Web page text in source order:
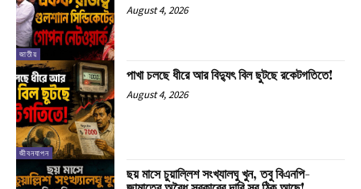
জাতীয়
August 4, 2026
জীবনযাপন
পাখা চলছে ধীরে আর বিদ্যুৎ বিল ছুটছে রকেটগতিতে!
August 4, 2026
ছয় মাসে চুয়াল্লিশ সংখ্যালঘু খুন, তবু বিএনপি-